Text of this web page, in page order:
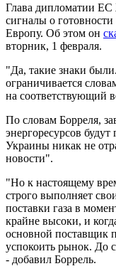
Глава дипломатии ЕС
сигналы о готовности
Европу. Об этом он
вторник, 1 февраля.
"Да, такие знаки
ограничивается
на соответствующий
По словам Борреля,
энергоресурсов
Украины никак не
новости".
"Но к настоящему
строго выполняет
поставки газа в
крайне высоки, и
основной поставщик
успокоить рынок. До
- добавил Боррель.